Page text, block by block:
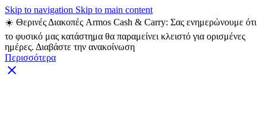
Skip to navigation Skip to main content
☀️ Θερινές Διακοπές Armos Cash & Carry: Σας ενημερώνουμε ότι
το φυσικό μας κατάστημα θα παραμείνει κλειστό για ορισμένες
ημέρες. Διαβάστε την ανακοίνωση
Περισσότερα